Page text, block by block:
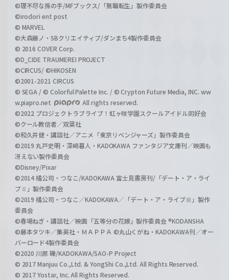
©理不尽な孫の手/MFブックス/「無職転生」製作委員会
©irodori ent post
© MARVEL
©大森藤ノ・SBクリエイティブ/ダンまち4製作委員会
© 2016 COVER Corp.
©D_CIDE TRAUMEREI PROJECT
©CIRCUS/ ©HIKOSEN
©2001-2021 CIRCUS
© SEGA / © Colorful Palette Inc. / © Crypton Future Media, INC. ww
w.piapro.net
All rights reserved.
©2022 プロジェクトラブライブ！虹ヶ咲学園スクールアイドル同好会
©クール教信者／双葉社
©和久井健・講談社／アニメ「東京リベンジャーズ」製作委員会
©2019 丸戸史明・深崎暮人・KADOKAWA ファンタジア文庫刊／映画も
冴えない製作委員会
©Disney/Pixar
©2014 橘公司・つなこ/KADOKAWA 富士見書房刊/「デート・ア・ライ
ブⅡ」製作委員会
©2019 橘公司・つなこ／KADOKAWA／「デート・ア・ライブⅢ」製作
委員会
©春場ねぎ・講談社／映画「五等分の花嫁」製作委員会 ®KODANSHA
©藤本タツキ／集英社・ＭＡＰＰＡ ©丸山くがね・KADOKAWA刊／オー
バーロード4製作委員会
©2020 川原 礫/KADOKAWA/SAO-P Project
© 2017 Manjuu Co.,Ltd. & YongShi Co.,Ltd. All Rights Reserved.
© 2017 Yostar, Inc. All Rights Reserved.